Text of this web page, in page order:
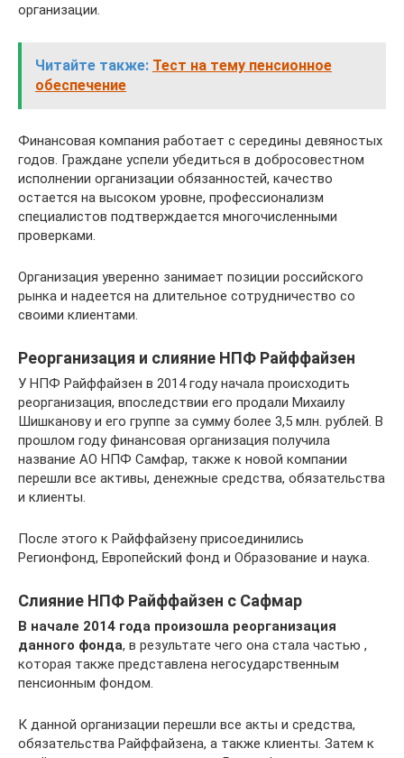
организации.
Читайте также: Тест на тему пенсионное
обеспечение
Финансовая компания работает с середины девяностых
годов. Граждане успели убедиться в добросовестном
исполнении организации обязанностей, качество
остается на высоком уровне, профессионализм
специалистов подтверждается многочисленными
проверками.
Организация уверенно занимает позиции российского
рынка и надеется на длительное сотрудничество со
своими клиентами.
Реорганизация и слияние НПФ Райффайзен
У НПФ Райффайзен в 2014 году начала происходить
реорганизация, впоследствии его продали Михаилу
Шишканову и его группе за сумму более 3,5 млн. рублей. В
прошлом году финансовая организация получила
название АО НПФ Самфар, также к новой компании
перешли все активы, денежные средства, обязательства
и клиенты.
После этого к Райффайзену присоединились
Регионфонд, Европейский фонд и Образование и наука.
Слияние НПФ Райффайзен с Сафмар
В начале 2014 года произошла реорганизация
данного фонда, в результате чего она стала частью ,
которая также представлена негосударственным
пенсионным фондом.
К данной организации перешли все акты и средства,
обязательства Райффайзена, а также клиенты. Затем к